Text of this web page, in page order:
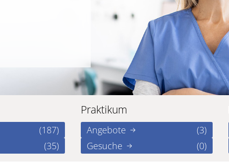
(187)
(35)
Praktikum
Angebote
(3)
Gesuche
(0)